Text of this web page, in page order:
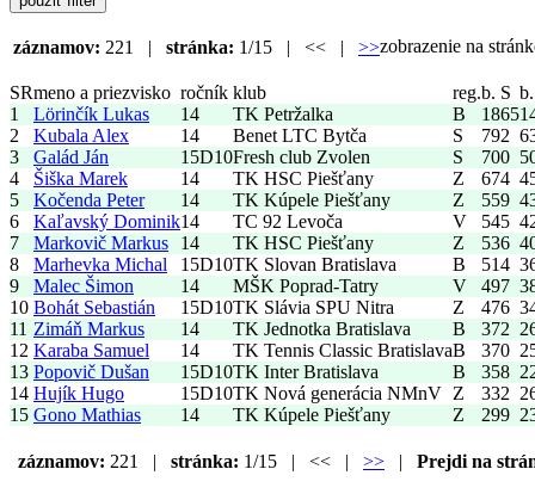
záznamov: 221 | stránka: 1/15 | << | >>zobrazenie na
SRmeno a priezvisko ročník klub reg.b. S
1
Lörinčík Lukas 14 TK Petržalka B 1865
2
Kubala Alex 14 Benet LTC Bytča S 792
3
Galád Ján 15D10Fresh club Zvolen S 700
4
Šiška Marek 14 TK HSC Piešťany Z 674
5
Kočenda Peter 14 TK Kúpele Piešťany Z 559
6
Kaľavský Dominik14 TC 92 Levoča V 545
7
Markovič Markus 14 TK HSC Piešťany Z 536
8
Marhevka Michal 15D10TK Slovan Bratislava B 514
9
Malec Šimon 14 MŠK Poprad-Tatry V 497
10 Bohát Sebastián 15D10TK Slávia SPU Nitra Z 476
11 Zimáň Markus 14 TK Jednotka Bratislava B 372
12 Karaba Samuel 14 TK Tennis Classic BratislavaB 370
13 Popovič Dušan 15D10TK Inter Bratislava B 358
14 Hujík Hugo 15D10TK Nová generácia NMnV Z 332
15 Gono Mathias 14 TK Kúpele Piešťany Z 299
záznamov: 221 | stránka: 1/15 | << | >> | Prejdi na